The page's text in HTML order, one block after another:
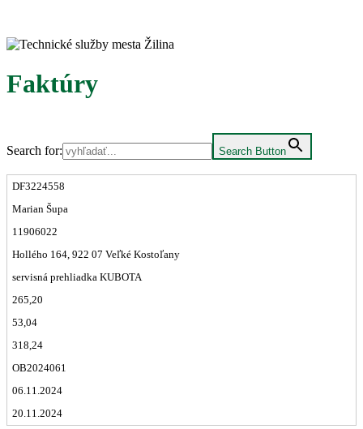
Faktúry
Search for: Search Button
DF3224558
Marian Šupa
11906022
Hollého 164, 922 07 Veľké Kostoľany
servisná prehliadka KUBOTA
265,20
53,04
318,24
OB2024061
06.11.2024
20.11.2024